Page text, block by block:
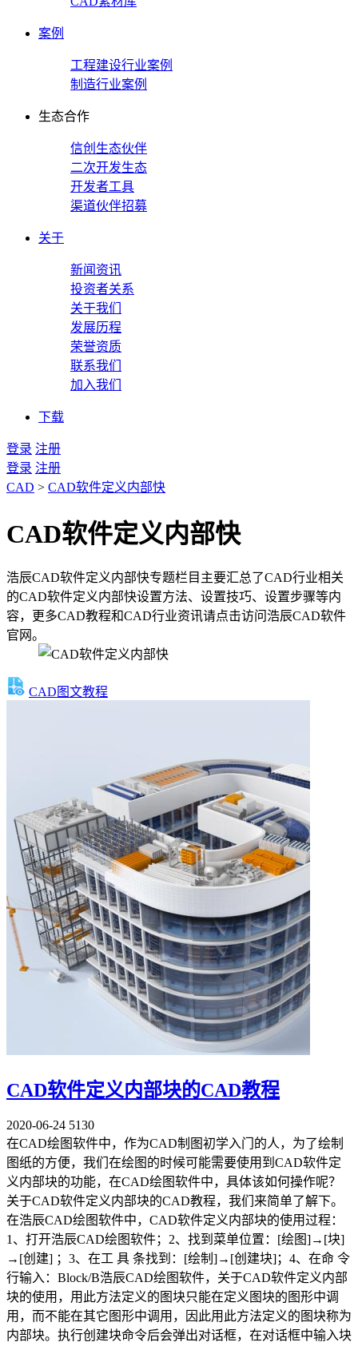
案例
工程建设行业案例
制造行业案例
生态合作
信创生态伙伴
二次开发生态
开发者工具
渠道伙伴招募
关于
新闻资讯
投资者关系
关于我们
发展历程
荣誉资质
联系我们
加入我们
下载
登录 注册
登录 注册
CAD > CAD软件定义内部快
CAD软件定义内部快
浩辰CAD软件定义内部快专题栏目主要汇总了CAD行业相关
的CAD软件定义内部快设置方法、设置技巧、设置步骤等内
容，更多CAD教程和CAD行业资讯请点击访问浩辰CAD软件
官网。
CAD图文教程
CAD软件定义内部块的CAD教程
2020-06-24 5130
在CAD绘图软件中，作为CAD制图初学入门的人，为了绘制
图纸的方便，我们在绘图的时候可能需要使用到CAD软件定
义内部块的功能，在CAD绘图软件中，具体该如何操作呢？
关于CAD软件定义内部块的CAD教程，我们来简单了解下。
在浩辰CAD绘图软件中，CAD软件定义内部块的使用过程：
1、打开浩辰CAD绘图软件；2、找到菜单位置：[绘图]→[块]
→[创建] ；3、在工 具 条找到：[绘制]→[创建块]；4、在命 令
行输入：Block/B浩辰CAD绘图软件，关于CAD软件定义内部
块的使用，用此方法定义的图块只能在定义图块的图形中调
用，而不能在其它图形中调用，因此用此方法定义的图块称为
内部块。执行创建块命令后会弹出对话框，在对话框中输入块